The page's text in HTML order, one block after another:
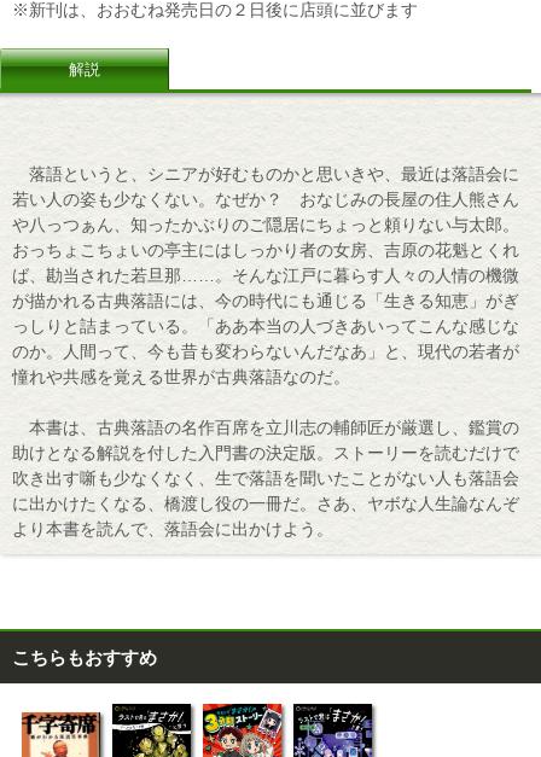
※新刊は、おおむね発売日の２日後に店頭に並びます
解説
落語というと、シニアが好むものかと思いきや、最近は落語会に
若い人の姿も少なくない。なぜか？ おなじみの長屋の住人熊さん
や八っつぁん、知ったかぶりのご隠居にちょっと頼りない与太郎。
おっちょこちょいの亭主にはしっかり者の女房、吉原の花魁とくれ
ば、勘当された若旦那……。そんな江戸に暮らす人々の人情の機微
が描かれる古典落語には、今の時代にも通じる「生きる知恵」がぎ
っしりと詰まっている。「ああ本当の人づきあいってこんな感じな
のか。人間って、今も昔も変わらないんだなあ」と、現代の若者が
憧れや共感を覚える世界が古典落語なのだ。
本書は、古典落語の名作百席を立川志の輔師匠が厳選し、鑑賞の
助けとなる解説を付した入門書の決定版。ストーリーを読むだけで
吹き出す噺も少なくなく、生で落語を聞いたことがない人も落語会
に出かけたくなる、橋渡し役の一冊だ。さあ、ヤボな人生論なんぞ
より本書を読んで、落語会に出かけよう。
こちらもおすすめ